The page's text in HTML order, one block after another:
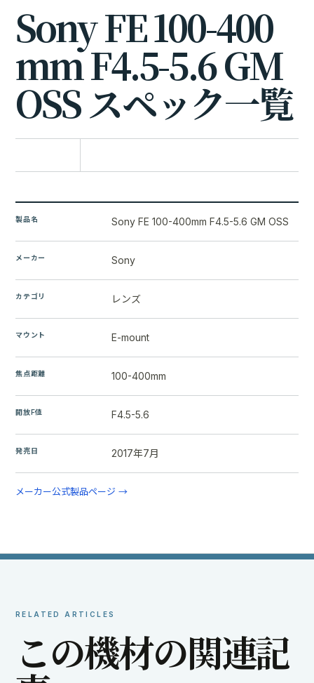
SonyFE100-400
mmF4.5-5.6GM
OSSスペック一覧
製品名 Sony FE 100-400mm F4.5-5.6 GM OSS
メーカー Sony
カテゴリ レンズ
マウント E-mount
焦点距離 100-400mm
開放F値 F4.5-5.6
発売日 2017年7月
メーカー公式製品ページ →
RELATED ARTICLES
この機材の関連記